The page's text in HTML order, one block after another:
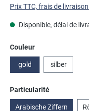
Prix TTC, frais de
Disponible, délai de
Sélectionnez
Couleur
gold silber
Sélectionnez
Particularité
Arabische Ziffern